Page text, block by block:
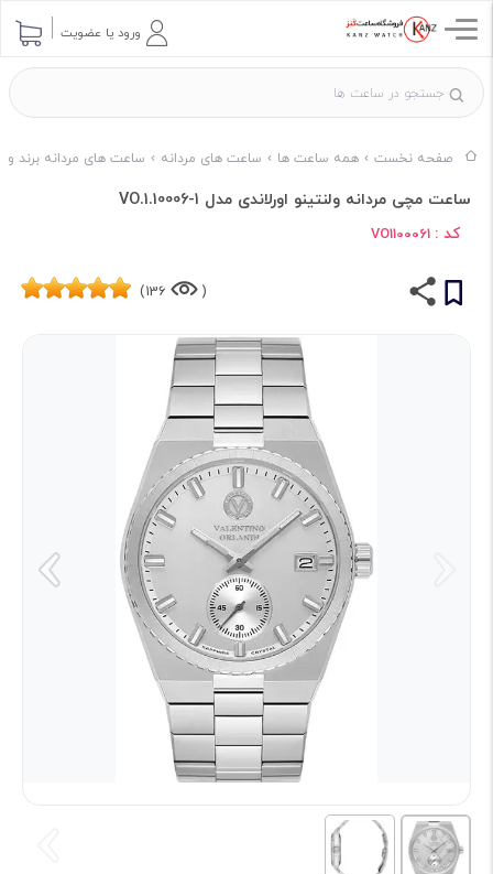
ورود یا عضویت
صفحه نخست همه ساعت ها ساعت های مردانه ساعت های مردانه برند
ساعت مچی مردانه ولنتینو اورلاندی مدل VO.1.10006-1
کد : VO1100061
(
136)